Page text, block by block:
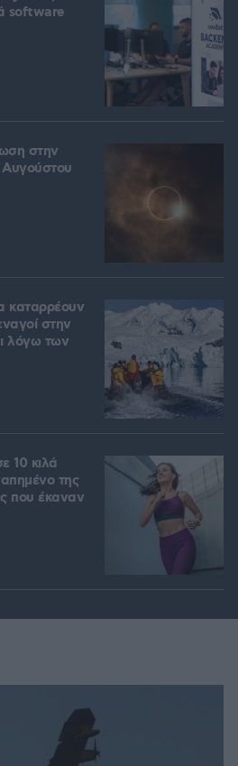
software
στην
Αυγούστου
καταρρέουν
στην
λόγω των
10 κιλά
της
που έκαναν